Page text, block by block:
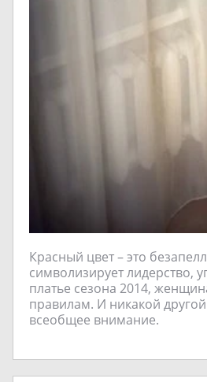
Красный цвет – это
символизирует лидерство,
платье сезона 2014,
правилам. И никакой
всеобщее внимание.